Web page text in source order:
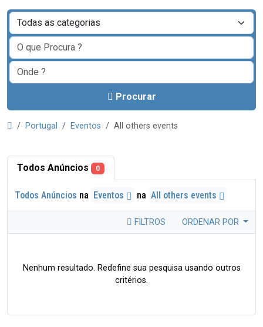
Procurar
Portugal Eventos All others events
Todos Anúncios 0
Todos Anúncios na Eventos na All others events
FILTROS ORDENAR POR
Nenhum resultado. Redefine sua pesquisa usando outros
critérios.